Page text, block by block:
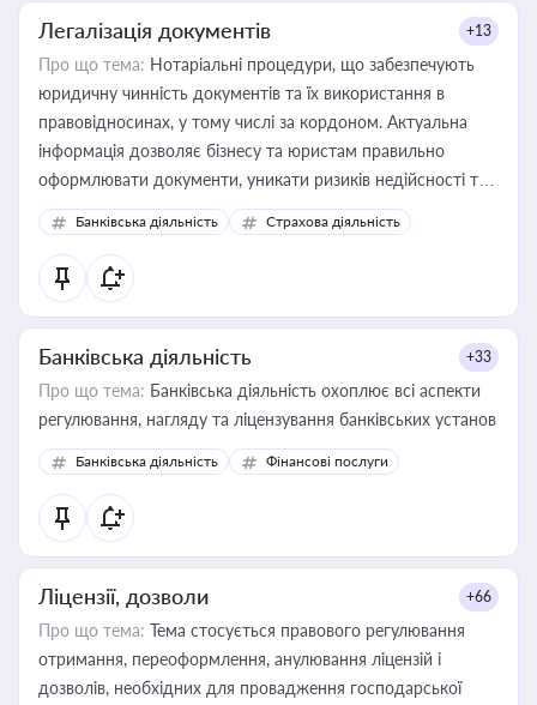
Легалізація документів +13
Про що тема: Нотаріальні процедури, що забезпечують
юридичну чинність документів та їх використання в
правовідносинах, у тому числі за кордоном. Актуальна
інформація дозволяє бізнесу та юристам правильно
оформлювати документи, уникати ризиків недійсності та
забезпечувати їх належне прийняття органами влади та
контрагентами
Банківська діяльність Страхова діяльність
Банківська діяльність +33
Про що тема: Банківська діяльність охоплює всі аспекти
регулювання, нагляду та ліцензування банківських установ
Банківська діяльність Фінансові послуги
Ліцензії, дозволи +66
Про що тема: Тема стосується правового регулювання
отримання, переоформлення, анулювання ліцензій і
дозволів, необхідних для провадження господарської